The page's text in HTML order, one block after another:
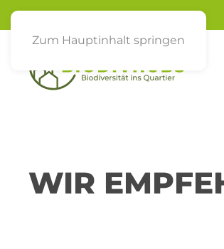
Zum Hauptinhalt springen
WIR